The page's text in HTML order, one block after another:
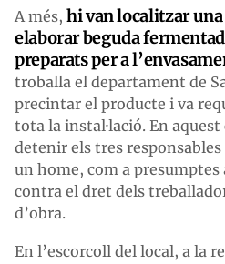
A més, hi van localitzar
elaborar beguda
preparats per a
troballa el departament de
precintar el producte i va
tota la instal·lació. En aquest
detenir els tres
un home, com a presumptes
contra el dret dels
d’obra.
En l’escorcoll del local, a la